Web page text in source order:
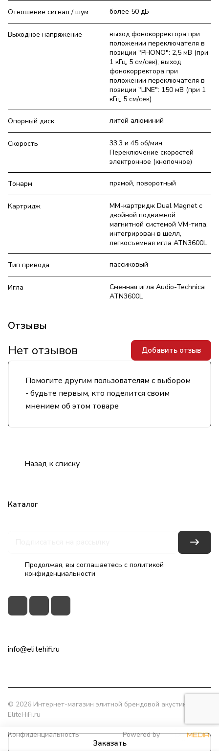
Заказать
Отношение сигнал / шум более 50 дБ
Выходное напряжение
выход фонокорректора при
положении переключателя в
позиции "PHONO": 2,5 мВ (при
1 кГц, 5 см/сек); выход
фонокорректора при
положении переключателя в
позиции "LINE": 150 мВ (при 1
кГц, 5 см/сек)
Опорный диск литой алюминий
Скорость
33,3 и 45 об/мин
Переключение скоростей
электронное (кнопочное)
Тонарм прямой, поворотный
Картридж
MM-картридж Dual Magnet с
двойной подвижной
магнитной системой VM-типа,
интегрирован в шелл,
легкосъемная игла ATN3600L
Тип привода пассиковый
Игла
Сменная игла Audio-Technica
ATN3600L
Отзывы
Помогите другим пользователям с выбором
- будьте первым, кто поделится своим
мнением об этом товаре
Нет отзывов Добавить отзыв
Назад к списку
Каталог
Продолжая, вы соглашаетесь с политикой
конфиденциальности
info@elitehifi.ru
© 2026 Интернет-магазин элитной брендовой акустики
EliteHiFi.ru
Конфиденциальность Powered by